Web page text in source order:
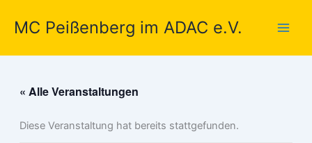
InhaltMC Peißenberg im ADAC e.V.
« Alle Veranstaltungen
Diese Veranstaltung hat bereits stattgefunden.